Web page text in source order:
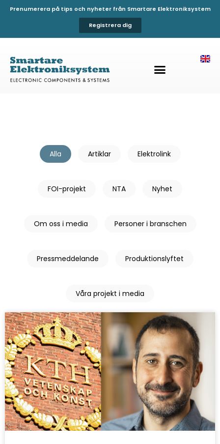
Prenumerera på tips och nyheter från Smartare Elektroniksystem
Registrera dig
Alla Artiklar Elektrolink
FOI-projekt NTA Nyhet
Om oss i media Personer i branschen
Pressmeddelande Produktionslyftet
Våra projekt i media